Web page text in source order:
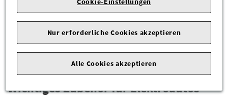
Elektroautos benötigen, darunter Ladegeräte, Adapter und
mehr. Gern beraten Sie unsere Mitarbeiter mit ihrem
fachkundigen Wissen, damit Sie genau das richtige
Elektroauto-Zubehör für Ihre Bedürfnisse finden.
Wichtiges Zubehör für Elektroautos
Nur erforderliche Cookies akzeptieren
Alle Cookies akzeptieren